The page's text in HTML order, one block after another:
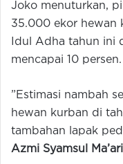
‎Joko menuturkan,
35.000 ekor hewan
Idul Adha tahun ini
mencapai 10 persen.
‎”Estimasi nambah
hewan kurban di
tambahan lapak
Azmi Syamsul